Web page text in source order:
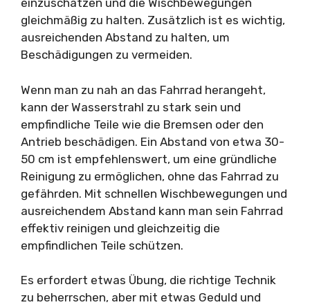
einzuschätzen und die Wischbewegungen
gleichmäßig zu halten. Zusätzlich ist es wichtig,
ausreichenden Abstand zu halten, um
Beschädigungen zu vermeiden.
Wenn man zu nah an das Fahrrad herangeht,
kann der Wasserstrahl zu stark sein und
empfindliche Teile wie die Bremsen oder den
Antrieb beschädigen. Ein Abstand von etwa 30-
50 cm ist empfehlenswert, um eine gründliche
Reinigung zu ermöglichen, ohne das Fahrrad zu
gefährden. Mit schnellen Wischbewegungen und
ausreichendem Abstand kann man sein Fahrrad
effektiv reinigen und gleichzeitig die
empfindlichen Teile schützen.
Es erfordert etwas Übung, die richtige Technik
zu beherrschen, aber mit etwas Geduld und